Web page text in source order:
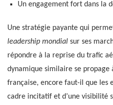
Un engagement fort dans la
Une stratégie payante qui
leadership mondial sur ses
répondre à la reprise du trafic
dynamique similaire se propage
française, encore faut-il que les
cadre incitatif et d’une visibilité